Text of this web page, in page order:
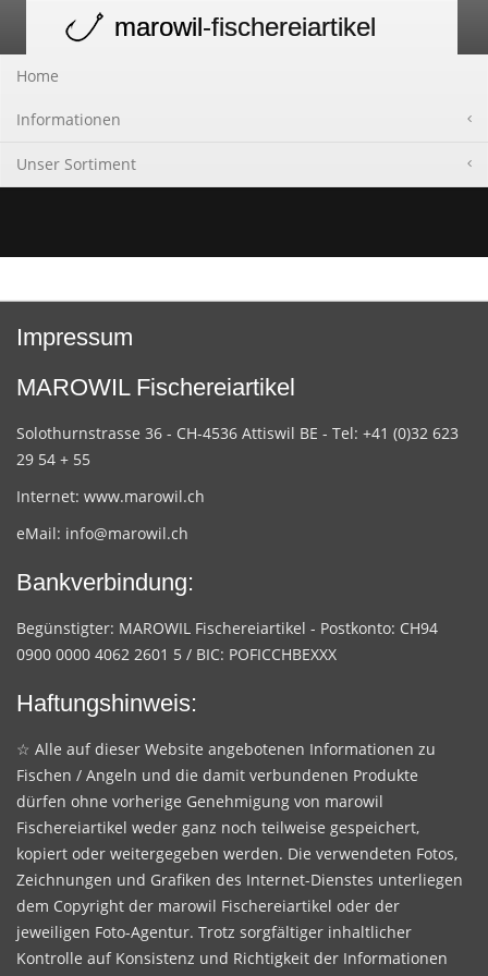
navigation
marowil-fischereiartikel
Home
Informationen
Unser Sortiment
Impressum
MAROWIL Fischereiartikel
Solothurnstrasse 36 - CH-4536 Attiswil BE - Tel: +41 (0)32 623
29 54 + 55
Internet: www.marowil.ch
eMail: info@marowil.ch
Bankverbindung:
Begünstigter: MAROWIL Fischereiartikel - Postkonto: CH94
0900 0000 4062 2601 5 / BIC: POFICCHBEXXX
Haftungshinweis:
☆ Alle auf dieser Website angebotenen Informationen zu
Fischen / Angeln und die damit verbundenen Produkte
dürfen ohne vorherige Genehmigung von marowil
Fischereiartikel weder ganz noch teilweise gespeichert,
kopiert oder weitergegeben werden. Die verwendeten Fotos,
Zeichnungen und Grafiken des Internet-Dienstes unterliegen
dem Copyright der marowil Fischereiartikel oder der
jeweiligen Foto-Agentur. Trotz sorgfältiger inhaltlicher
Kontrolle auf Konsistenz und Richtigkeit der Informationen